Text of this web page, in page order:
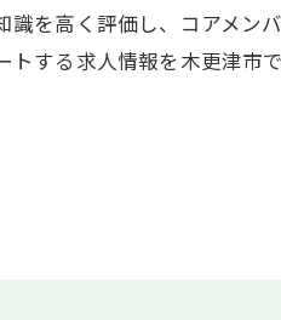
を高く評価し、コアメ
する求人情報を木更津市